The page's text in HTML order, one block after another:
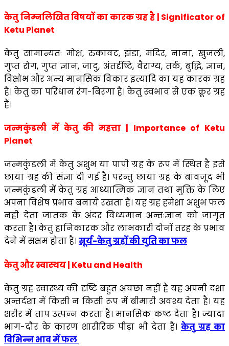
केतु निम्नलिखित विषयों का कारक ग्रह है | Significator of
Ketu Planet
केतु सामान्यतः मोक्ष, रुकावट, झंडा, मंदिर, नाना, खुजली,
गुप्त रोग, गुप्त ज्ञान, जादु, अंतर्दृष्टि, वैराग्य, तर्क, बुद्धि, ज्ञान,
विक्षोभ और अन्य मानसिक विकार इत्यादि का यह कारक ग्रह
है। केतु का परिधान रंग-बिरंगा है। केतु स्वभाव से एक क्रूर ग्रह
हैं।
जन्मकुंडली में केतु की महत्ता | Importance of Ketu
Planet
जन्मकुंडली में केतु अशुभ या पापी ग्रह के रूप में स्थित है इसे
छाया ग्रह की संज्ञा दी गई है। परन्तु छाया ग्रह के बावजूद भी
जन्मकुंडली में केतु ग्रह आध्यात्मिक ज्ञान तथा मुक्ति के लिए
अपना विशेष प्रभाव बनाये रखता है। यह ग्रह हमेशा अशुभ फल
नही देता जातक के अंदर विध्यमान अन्तःज्ञान को जागृत
करता है। केतु हानिकारक और लाभकारी दोनों तरह के प्रभाव
देने में सक्षम होता है। सूर्य-केतु ग्रहों की युति का फल
केतु और स्वास्थय | Ketu and Health
केतु ग्रह स्वास्थ्य की दृष्टि बहुत अचछा नहीं है यह अपनी दशा
अन्तर्दशा में किसी न किसी रूप में बीमारी अवश्य देता है। यह
शरीर में ताप उत्पन्न करता है। मानसिक कष्ट देता है। ज्यादा
भाग-दौर के कारण शारीरिक पीड़ा भी देता है। केतु ग्रह का
विभिन्न भाव में फल